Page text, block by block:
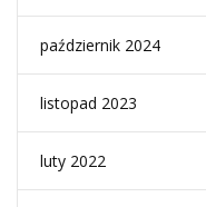
październik 2024
listopad 2023
luty 2022